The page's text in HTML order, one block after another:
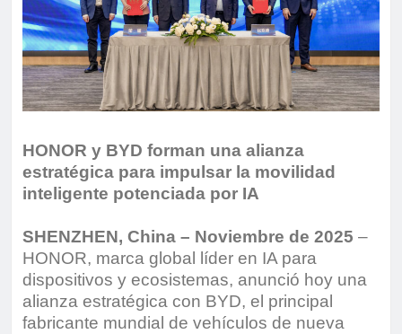
HONOR y BYD forman una alianza
estratégica para impulsar la movilidad
inteligente potenciada por IA
SHENZHEN, China – Noviembre de 2025 –
HONOR, marca global líder en IA para
dispositivos y ecosistemas, anunció hoy una
alianza estratégica con BYD, el principal
fabricante mundial de vehículos de nueva